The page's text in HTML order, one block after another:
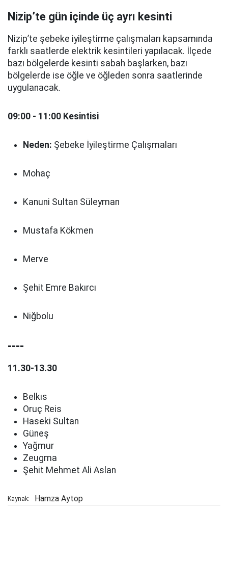
Nizip’te gün içinde üç ayrı kesinti
Nizip’te şebeke iyileştirme çalışmaları kapsamında
farklı saatlerde elektrik kesintileri yapılacak. İlçede
bazı bölgelerde kesinti sabah başlarken, bazı
bölgelerde ise öğle ve öğleden sonra saatlerinde
uygulanacak.
09:00 - 11:00 Kesintisi
Neden: Şebeke İyileştirme Çalışmaları
Mohaç
Kanuni Sultan Süleyman
Mustafa Kökmen
Merve
Şehit Emre Bakırcı
Niğbolu
----
11.30-13.30
Belkıs
Oruç Reis
Haseki Sultan
Güneş
Yağmur
Zeugma
Şehit Mehmet Ali Aslan
Kaynak: Hamza Aytop